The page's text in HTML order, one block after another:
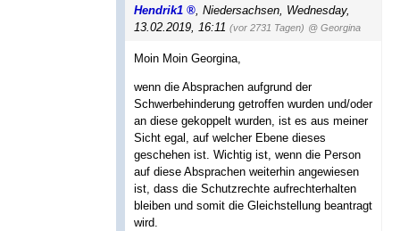
Hendrik1 Niedersachsen Wednesday,
13.02.2019, 16:11 (vor 2731 Tagen) @ Georgina
Moin Moin Georgina,
wenn die Absprachen aufgrund der
Schwerbehinderung getroffen wurden und/oder
an diese gekoppelt wurden, ist es aus meiner
Sicht egal, auf welcher Ebene dieses
geschehen ist. Wichtig ist, wenn die Person
auf diese Absprachen weiterhin angewiesen
ist, dass die Schutzrechte aufrechterhalten
bleiben und somit die Gleichstellung beantragt
wird.